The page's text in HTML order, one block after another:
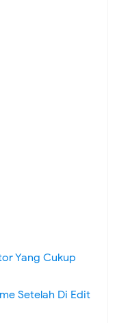
Yang Cukup
Setelah Di Edit